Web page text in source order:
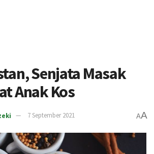
Senjata Masak
Anak Kos
7 September 2021 AA